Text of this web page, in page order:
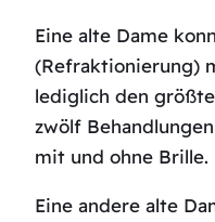
Eine alte Dame
(Refraktionierung)
lediglich den
zwölf
mit und ohne Brille.
Eine andere alte